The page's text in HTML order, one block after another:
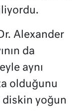
Alexander
da
aynı
olduğunu
diskin yoğun